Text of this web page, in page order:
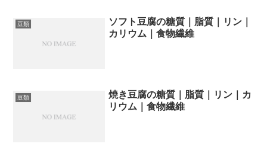
豆類
ソフト豆腐の糖質｜脂質｜リン｜
カリウム｜食物繊維
豆類
焼き豆腐の糖質｜脂質｜リン｜カ
リウム｜食物繊維